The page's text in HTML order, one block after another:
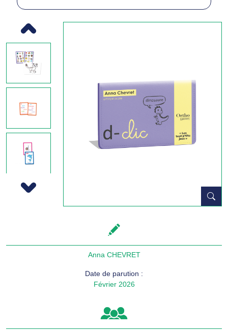
Previous
Next
Anna CHEVRET
Date de parution :
Février 2026